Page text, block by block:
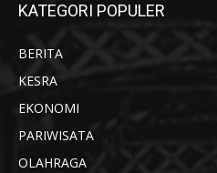
KATEGORI POPULER
BERITA
KESRA
EKONOMI
PARIWISATA
OLAHRAGA